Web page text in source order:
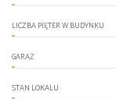
LICZBA PIĘTER W BUDYNKU
GARAŻ
STAN LOKALU